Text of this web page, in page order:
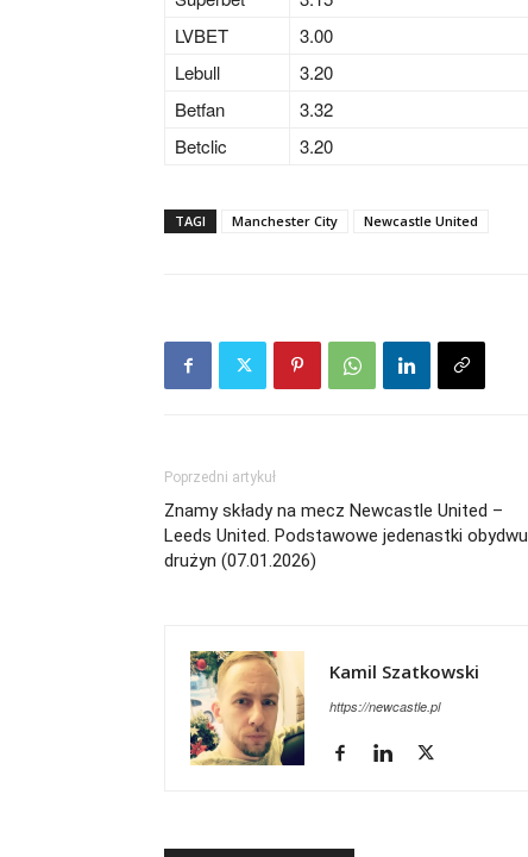
LVBET
3.00
Lebull
3.20
Betfan
3.32
Betclic
3.20
TAGI Manchester City Newcastle United
Poprzedni artykuł
Znamy składy na mecz Newcastle United –
Leeds United. Podstawowe jedenastki obydwu
drużyn (07.01.2026)
Kamil Szatkowski
https://newcastle.pl